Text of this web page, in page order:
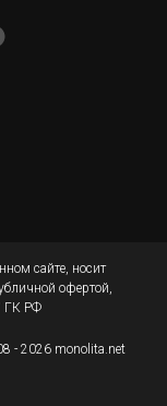
сайте, носит
офертой,
ГК РФ
- 2026 monolita.net